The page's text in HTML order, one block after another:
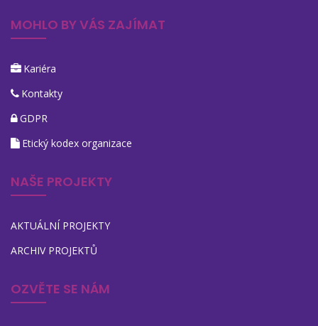
MOHLO BY VÁS ZAJÍMAT
Kariéra
Kontakty
GDPR
Etický kodex organizace
NAŠE PROJEKTY
AKTUÁLNÍ PROJEKTY
ARCHIV PROJEKTŮ
OZVĚTE SE NÁM